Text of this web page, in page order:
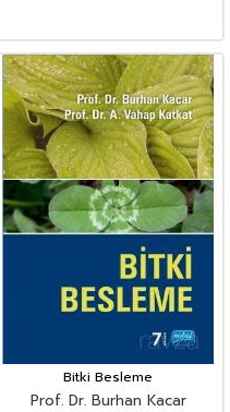
Bitki Besleme
Prof. Dr. Burhan Kacar